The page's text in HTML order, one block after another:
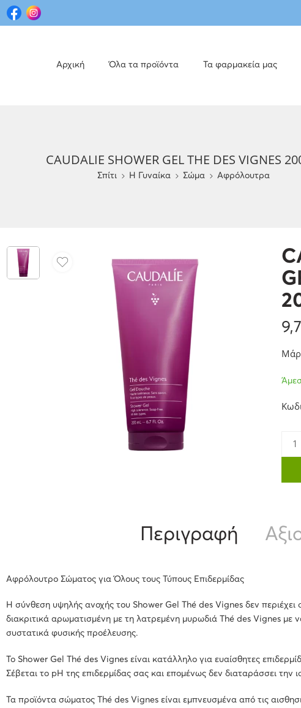
Αρχική Όλα τα προϊόντα Τα φαρμακεία μας
CAUDALIE SHOWER GEL THE DES VIGNES
Σπίτι H Γυναίκα Σώμα Αφρόλουτρα
Περιγραφή
Αφρόλουτρο Σώματος για Όλους τους Τύπους Επιδερμίδας
Η σύνθεση υψηλής ανοχής του Shower Gel Thé des Vignes δεν περιέχει
διακριτικά αρωματισμένη με τη λατρεμένη μυρωδιά Thé des Vignes με
συστατικά φυσικής προέλευσης.
Το Shower Gel Thé des Vignes είναι κατάλληλο για ευαίσθητες
Σέβεται το pH της επιδερμίδας σας και επομένως δεν διαταράσσει την
Τα προϊόντα σώματος Thé des Vignes είναι εμπνευσμένα από τις